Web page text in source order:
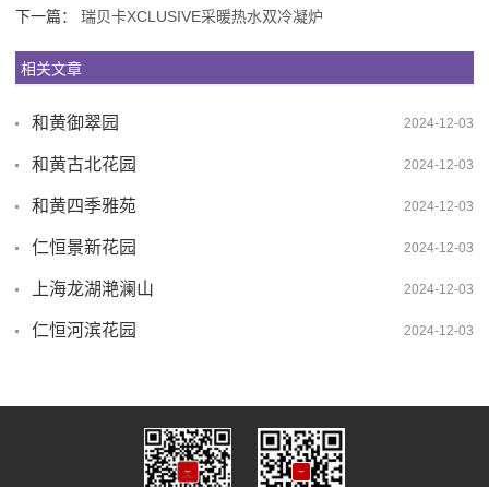
下一篇： 瑞贝卡XCLUSIVE采暖热水双冷凝炉
相关文章
2024-12-03
和黄御翠园
2024-12-03
和黄古北花园
2024-12-03
和黄四季雅苑
2024-12-03
仁恒景新花园
2024-12-03
上海龙湖滟澜山
2024-12-03
仁恒河滨花园